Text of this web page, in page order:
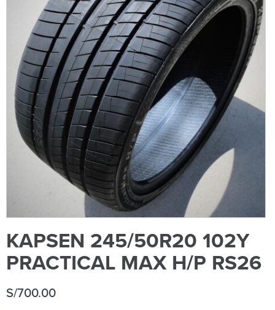
KAPSEN 245/50R20 102Y
PRACTICAL MAX H/P RS26
S/700.00